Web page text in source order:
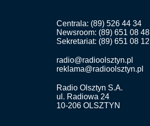
Centrala: (89) 526 44 34
Newsroom: (89) 651 08 48
Sekretariat: (89) 651 08 12
radio@radioolsztyn.pl
reklama@radioolsztyn.pl
Radio Olsztyn S.A.
ul. Radiowa 24
10-206 OLSZTYN